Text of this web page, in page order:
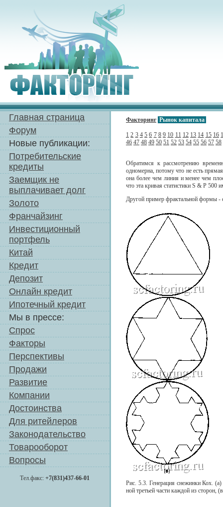
Главная страница
Форум
Новые публикации:
Потребительские
кредиты
Заемщик не
выплачивает долг
Золото
Франчайзинг
Инвестиционный
портфель
Китай
Кредит
Депозит
Онлайн кредит
Ипотечный кредит
Мы в прессе:
Спрос
Факторы
Перспективы
Продажи
Развитие
Компании
Достоинства
Для ритейлеров
Законодательство
Товарооборот
Вопросы
Тел.факс: +7(831)437-66-01
Факторинг Рынок капитала
1 2 3 4 5 6 7 8 9 10 11 12 13 14 15 16
46 47 48 49 50 51 52 53 54 55 56 57 58
Обратимся к рассмотрению
одномерна, потому что не есть
она более чем линия и менее чем
что эта кривая статистики S & Р 500
Другой пример фрактальной формы -
Рис. 5.3. Генерация снежинки Кох. (а)
ной третьей части каждой из